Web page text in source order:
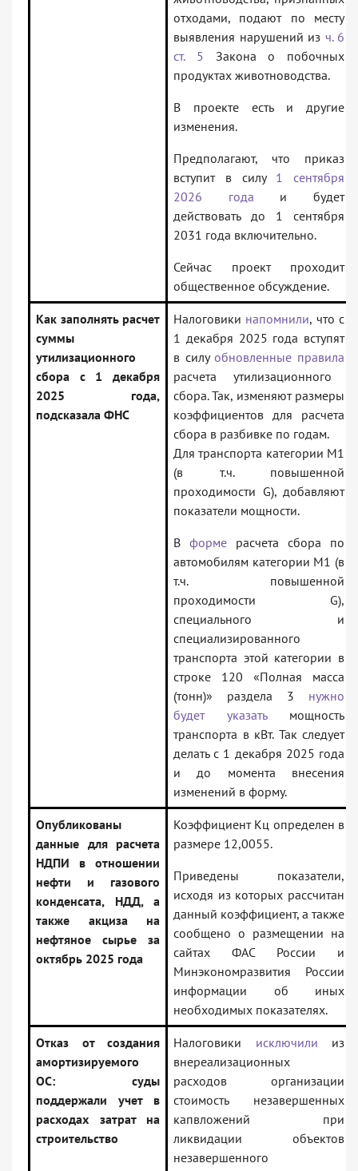
отходами, подают по месту
выявления нарушений из ч. 6
ст. 5 Закона о побочных
продуктах животноводства.
В проекте есть и другие
изменения.
Предполагают, что приказ
вступит в силу 1 сентября
2026 года и будет
действовать до 1 сентября
2031 года включительно.
Сейчас проект проходит
общественное обсуждение.
Как заполнять расчет
суммы
утилизационного
сбора с 1 декабря
2025 года,
подсказала ФНС
Налоговики напомнили, что с
1 декабря 2025 года вступят
в силуобновленные правила
расчета утилизационного
сбора. Так, изменяют размеры
коэффициентов для расчета
сбора в разбивке по годам.
Для транспорта категории М1
(в т.ч. повышенной
проходимости G), добавляют
показатели мощности.
В форме расчета сбора по
автомобилям категории М1 (в
т.ч. повышенной
проходимости G),
специального и
специализированного
транспорта этой категории в
строке 120 «Полная масса
(тонн)» раздела 3 нужно
будет указатьмощность
транспорта в кВт. Так следует
делать с 1 декабря 2025 года
и до момента внесения
изменений в форму.
Опубликованы
данные для расчета
НДПИ в отношении
нефти и газового
конденсата, НДД, а
также акциза на
нефтяное сырье за
октябрь 2025 года
Коэффициент Кц определен в
размере 12,0055.
Приведены показатели,
исходя из которых рассчитан
данный коэффициент, а также
сообщено о размещении на
сайтах ФАС России и
Минэкономразвития России
информации об иных
необходимых показателях.
Отказ от создания
амортизируемого
ОС: суды
поддержали учет в
расходах затрат на
строительство
Налоговики исключили из
внереализационных
расходов организации
стоимость незавершенных
капвложений при
ликвидации объектов
незавершенного